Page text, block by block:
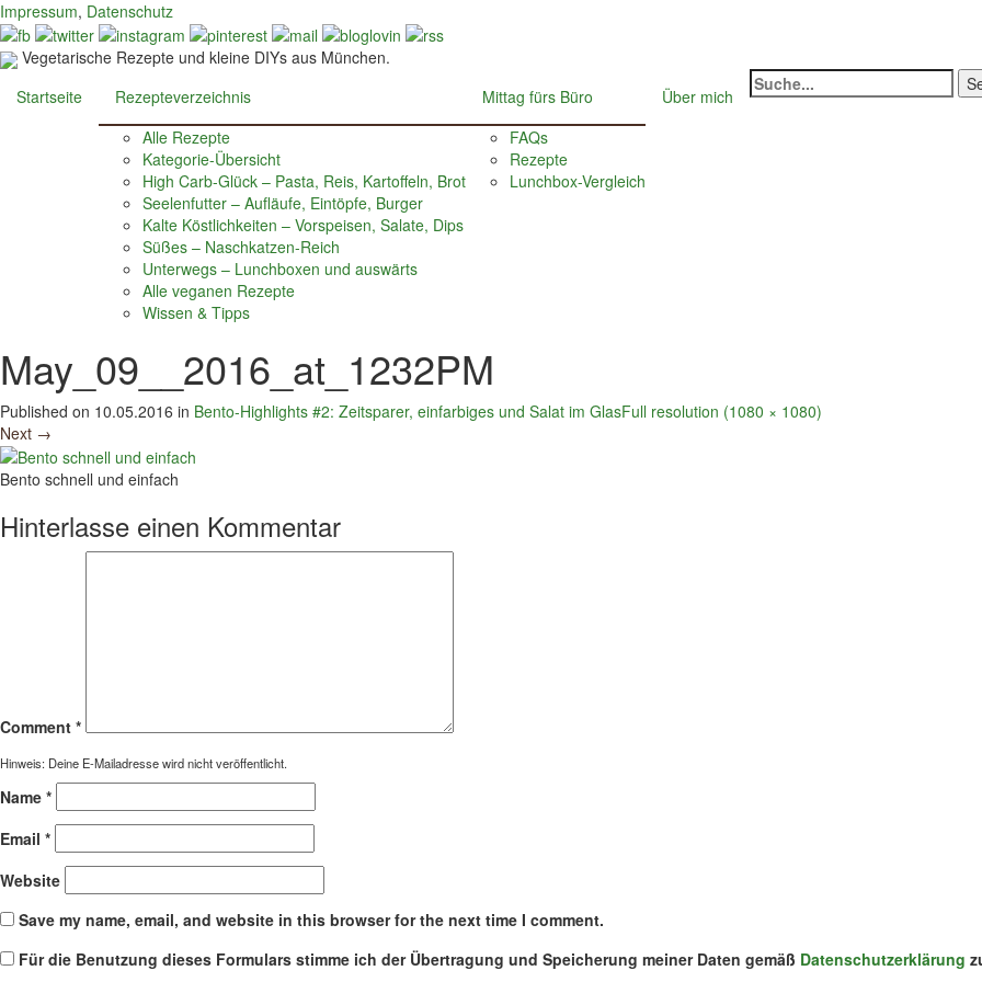
Impressum, Datenschutz
Vegetarische Rezepte und kleine DIYs aus München.
Startseite
Rezepteverzeichnis
Alle Rezepte
Kategorie-Übersicht
High Carb-Glück – Pasta, Reis, Kartoffeln, Brot
Seelenfutter – Aufläufe, Eintöpfe, Burger
Kalte Köstlichkeiten – Vorspeisen, Salate, Dips
Süßes – Naschkatzen-Reich
Unterwegs – Lunchboxen und auswärts
Alle veganen Rezepte
Wissen & Tipps
Mittag fürs Büro
FAQs
Rezepte
Lunchbox-Vergleich
Über mich
Suche
nach:
May_09__2016_at_1232PM
Published on 10.05.2016 in Bento-Highlights #2: Zeitsparer, einfarbiges und Salat im GlasFull resolution (1080 × 1080)
Next →
Bento schnell und einfach
Hinterlasse einen Kommentar
Comment *
Hinweis: Deine E-Mailadresse wird nicht veröffentlicht.
Name *
Email *
Website
Save my name, email, and website in this browser for the next time I comment.
Für die Benutzung dieses Formulars stimme ich der Übertragung und Speicherung meiner Daten gemäß Datenschutzerklärung